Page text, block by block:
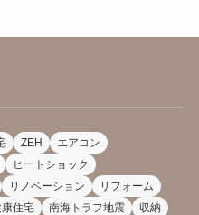
ZEH
エアコン
ヒートショック
リノベーション
リフォーム
住宅 南海トラフ地震
収納